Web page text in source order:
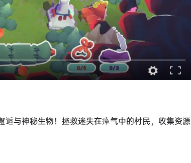
与神秘生物！拯救迷失在瘴气中的村民，收集资源